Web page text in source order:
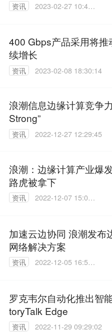
资讯
2023-02-27 10:49:
400 Gbps产品采用将
续增长
资讯 2023-02-08 18:30:14
浪潮信息边缘计算竞争
Strong”
资讯 2022-12-27 12:29:45
浪潮：边缘计算产业爆
路虎被拿下
资讯
2022-12-07 15:04:
加速云边协同 浪潮发布
网络解决方案
资讯
2022-12-05 16:55:
罗克韦尔自动化推出智
toryTalk Edge
资讯 2022-11-29 09:29:02